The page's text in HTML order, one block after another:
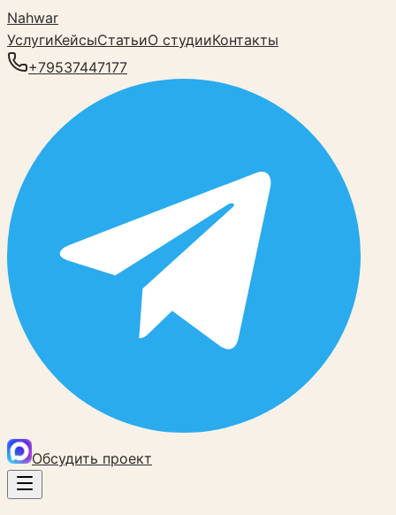
Nahwar
УслугиКейсыСтатьиО студииКонтакты
+79537447177
Обсудить проект